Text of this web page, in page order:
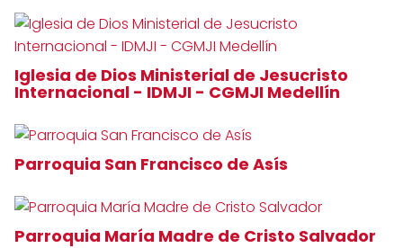
Iglesia de Dios Ministerial de Jesucristo
Internacional - IDMJI - CGMJI Medellín
Parroquia San Francisco de Asís
Parroquia María Madre de Cristo Salvador